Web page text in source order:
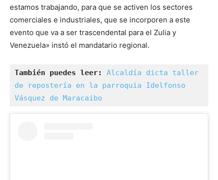
estamos trabajando, para que se activen los sectores
comerciales e industriales, que se incorporen a este
evento que va a ser trascendental para el Zulia y
Venezuela» instó el mandatario regional.
También puedes leer:
Alcaldía dicta taller
de repostería en la parroquia Idelfonso
Vásquez de Maracaibo